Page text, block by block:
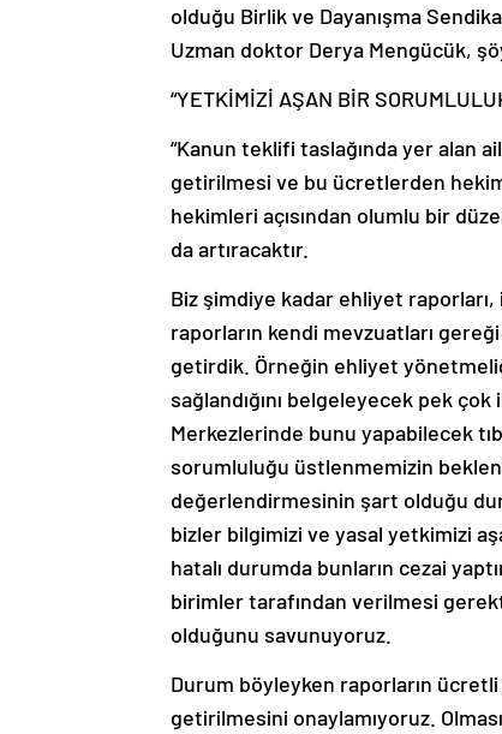
olduğu Birlik ve Dayanışma
Uzman doktor Derya Mengücük,
“YETKİMİZİ AŞAN BİR
“Kanun teklifi taslağında yer alan
getirilmesi ve bu ücretlerden
hekimleri açısından olumlu bir
da artıracaktır.
Biz şimdiye kadar ehliyet
raporların kendi mevzuatları
getirdik. Örneğin ehliyet
sağlandığını belgeleyecek pek
Merkezlerinde bunu yapabilecek
sorumluluğu üstlenmemizin
değerlendirmesinin şart olduğu
bizler bilgimizi ve yasal yetkimizi
hatalı durumda bunların cezai
birimler tarafından verilmesi
olduğunu savunuyoruz.
Durum böyleyken raporların
getirilmesini onaylamıyoruz.